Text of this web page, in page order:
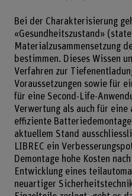
Bei der Charakterisierung
«Gesundheitszustand»
Materialzusammensetzung
bestimmen. Dieses Wissen
Verfahren zur
Voraussetzungen sowie für
für eine Second-Life-
Verwertung als auch für eine
effiziente
aktuellem Stand
LIBREC ein
Demontage hohe Kosten
Entwicklung eines
neuartiger